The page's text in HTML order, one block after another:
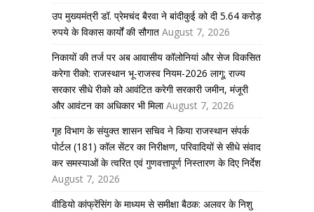
उप मुख्यमंत्री डॉ. प्रेमचंद बैरवा ने बांदीकुई को दी 5.64 करोड़
रुपये के विकास कार्यों की सौगात August 7, 2026
निकायों की तर्ज पर अब आवासीय कॉलोनियां और सेज विकसित
करेगा रीको: राजस्थान भू-राजस्व नियम-2026 लागू; राज्य
सरकार सीधे रीको को आवंटित करेगी सरकारी जमीन, मंजूरी
और आवंटन का अधिकार भी मिला August 7, 2026
गृह विभाग के संयुक्त शासन सचिव ने किया राजस्थान संपर्क
पोर्टल (181) कॉल सेंटर का निरीक्षण, परिवादियों से सीधे संवाद
कर समस्याओं के त्वरित एवं गुणवत्तापूर्ण निस्तारण के दिए निर्देश
August 7, 2026
वीडियो कांफ्रेंसिंग के माध्यम से समीक्षा बैठक: अलवर के निशु